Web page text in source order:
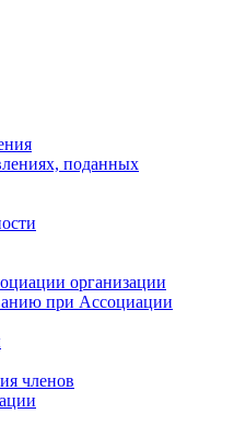
поданных
организации
при Ассоциации
членов